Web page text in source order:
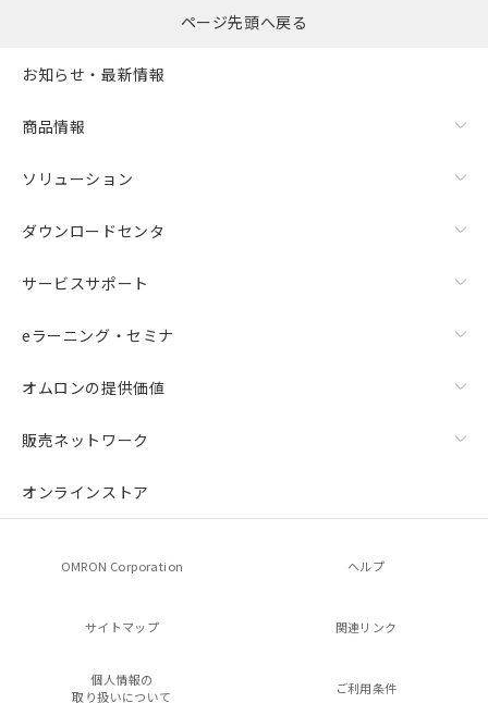
ページ先頭へ戻る
お知らせ・最新情報
商品情報
ソリューション
ダウンロードセンタ
サービスサポート
eラーニング・セミナ
オムロンの提供価値
販売ネットワーク
オンラインストア
OMRON Corporation ヘルプ
サイトマップ 関連リンク
個人情報の
取り扱いについて
ご利用条件